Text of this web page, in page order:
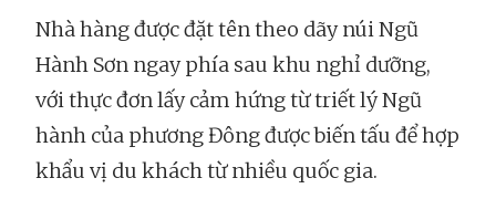
Nhà hàng được đặt tên theo dãy núi Ngũ
Hành Sơn ngay phía sau khu nghỉ dưỡng,
với thực đơn lấy cảm hứng từ triết lý Ngũ
hành của phương Đông được biến tấu để hợp
khẩu vị du khách từ nhiều quốc gia.